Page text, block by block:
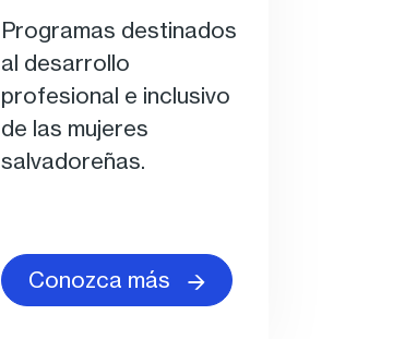
Programas destinados
al desarrollo
profesional e inclusivo
de las mujeres
salvadoreñas.
Conozca más